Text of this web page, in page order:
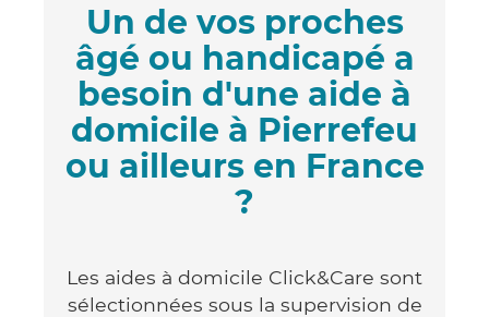
Un de vos proches
âgé ou handicapé a
besoin d'une aide à
domicile à Pierrefeu
ou ailleurs en France
?
Les aides à domicile Click&Care sont
sélectionnées sous la supervision de